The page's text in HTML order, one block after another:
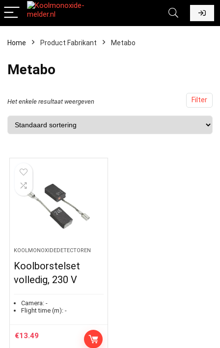
Home Product Fabrikant ‎Metabo
‎Metabo
Filter
Het enkele resultaat weergeven
KOOLMONOXIDEDETECTOREN
Koolborstelset
volledig, 230 V
Camera: -
Flight time (m): -
€13.49